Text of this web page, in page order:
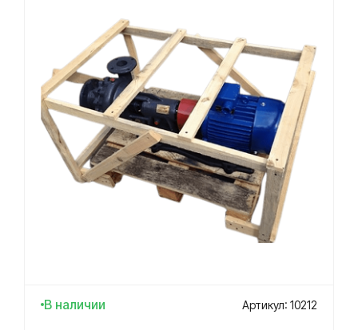
В наличии Артикул: 10212